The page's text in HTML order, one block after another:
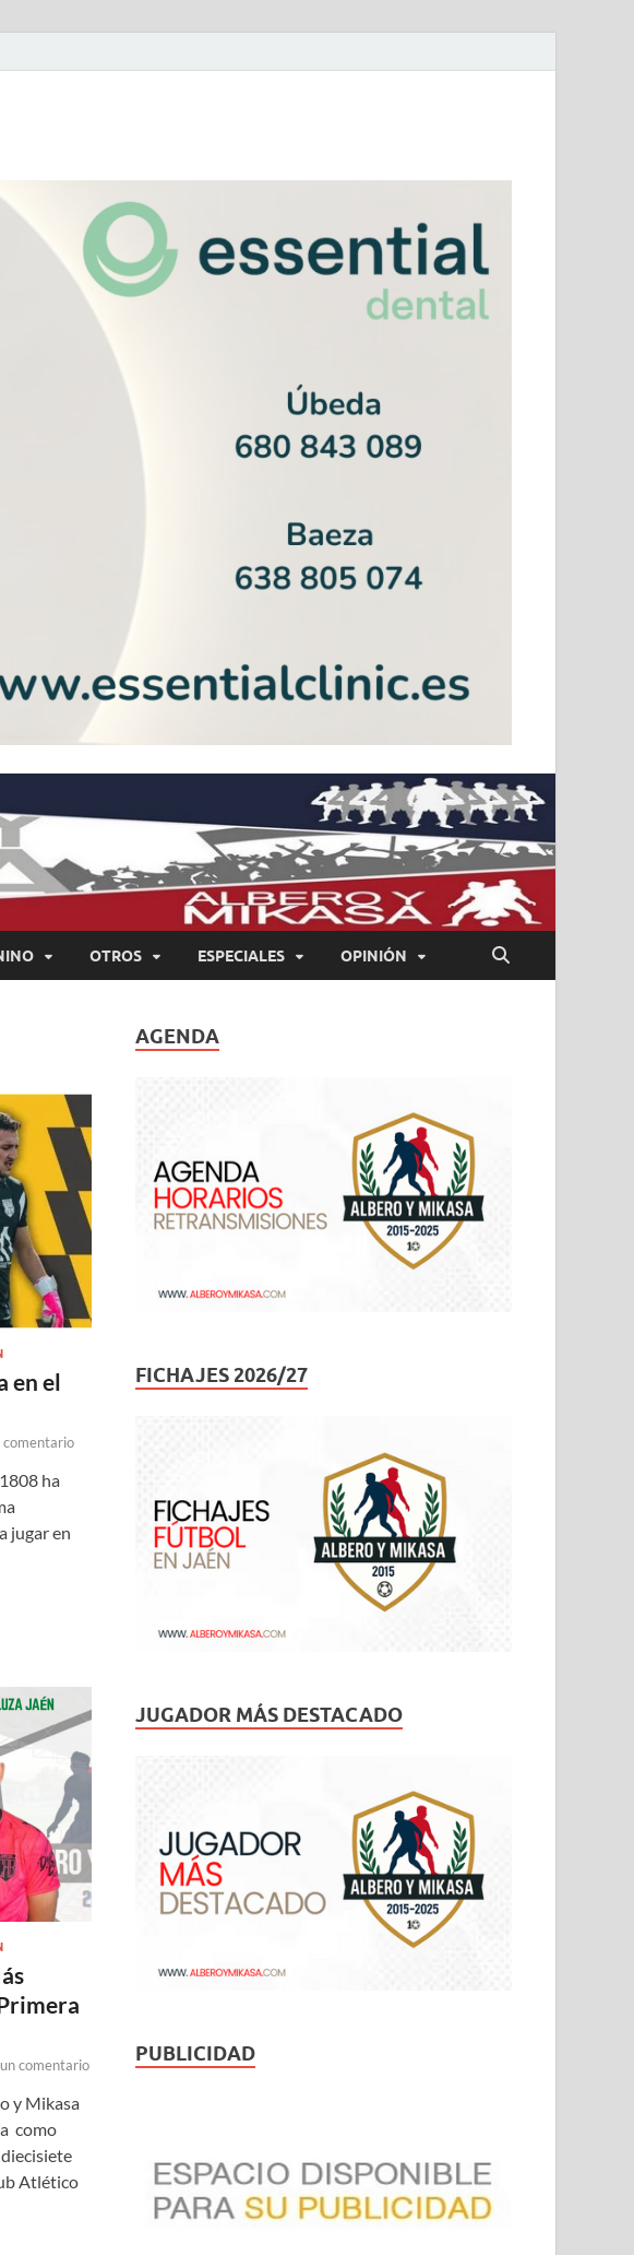
OTROS ESPECIALES OPINIÓN
en el
comentario
ha
jugar en
comentario
y Mikasa
como
diecisiete
Atlético
AGENDA
FICHAJES 2026/27
JUGADOR MÁS DESTACADO
PUBLICIDAD